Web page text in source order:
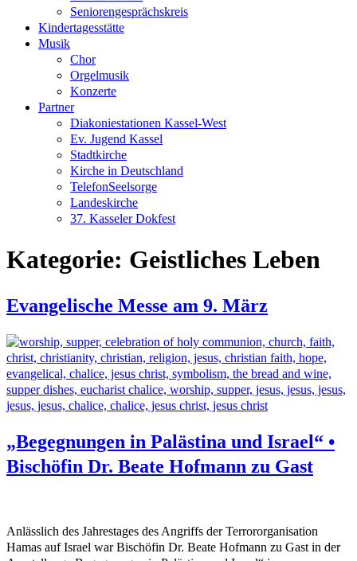
Seniorengesprächskreis
Kindertagesstätte
Musik
Chor
Orgelmusik
Konzerte
Partner
Diakoniestationen Kassel-West
Ev. Jugend Kassel
Stadtkirche
Kirche in Deutschland
TelefonSeelsorge
Landeskirche
37. Kasseler Dokfest
Kategorie: Geistliches Leben
Evangelische Messe am 9. März
„Begegnungen in Palästina und Israel“ •
Bischöfin Dr. Beate Hofmann zu Gast
Anlässlich des Jahrestages des Angriffs der Terrororganisation
Hamas auf Israel war Bischöfin Dr. Beate Hofmann zu Gast in der